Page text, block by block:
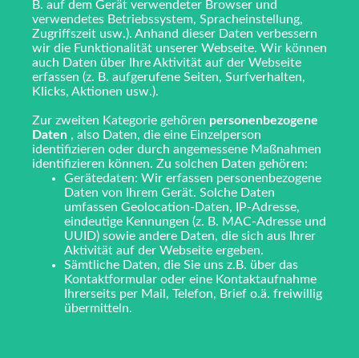
B. auf dem Gerät verwendeter Browser und
verwendetes Betriebssystem, Spracheinstellung,
Zugriffszeit usw.). Anhand dieser Daten verbessern
wir die Funktionalität unserer Webseite. Wir können
auch Daten über Ihre Aktivität auf der Webseite
erfassen (z. B. aufgerufene Seiten, Surfverhalten,
Klicks, Aktionen usw.).
Zur zweiten Kategorie gehören personenbezogene
Daten , also Daten, die eine Einzelperson
identifizieren oder durch angemessene Maßnahmen
identifizieren können. Zu solchen Daten gehören:
Gerätedaten: Wir erfassen personenbezogene
Daten von Ihrem Gerät. Solche Daten
umfassen Geolocation-Daten, IP-Adresse,
eindeutige Kennungen (z. B. MAC-Adresse und
UUID) sowie andere Daten, die sich aus Ihrer
Aktivität auf der Webseite ergeben.
Sämtliche Daten, die Sie uns z.B. über das
Kontaktformular oder eine Kontaktaufnahme
Ihrerseits per Mail, Telefon, Brief o.ä. freiwillig
übermitteln.